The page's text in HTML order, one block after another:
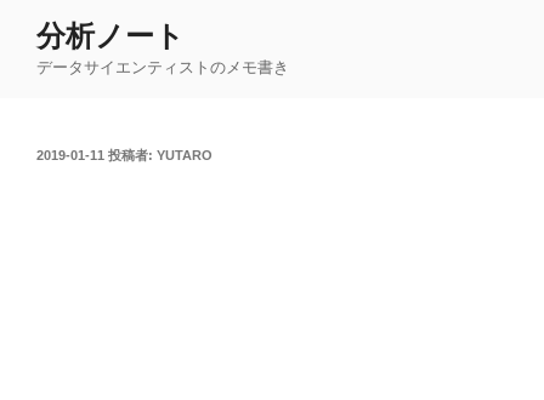
分析ノート
データサイエンティストのメモ書き
投
2019-01-11 投稿者: YUTARO